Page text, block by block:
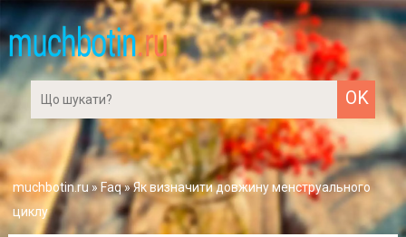
muchbotin.ru»Faq» Як визначити довжину менструального
циклу